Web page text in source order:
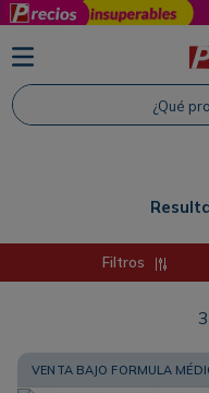
¿Qué producto buscas?
Filtros
3
VENTA BAJO FORMULA
TÉRMINOS MÁS BUSCADOS
1. Protector Solar
2. Shampoo